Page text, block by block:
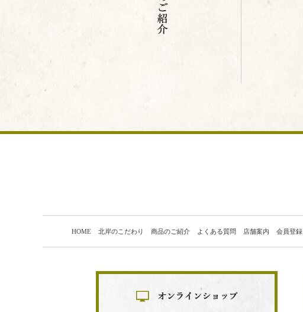
HOME 北岸のこだわり 商品のご紹介 よくある質問 店舗案内 会員登録